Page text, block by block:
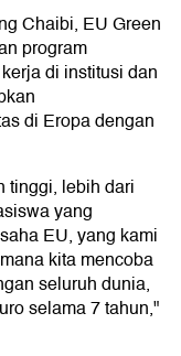
Chaibi, EU Green
program
di institusi dan
di Eropa dengan
tinggi, lebih dari
yang
EU, yang kami
kita mencoba
seluruh dunia,
selama 7 tahun,"